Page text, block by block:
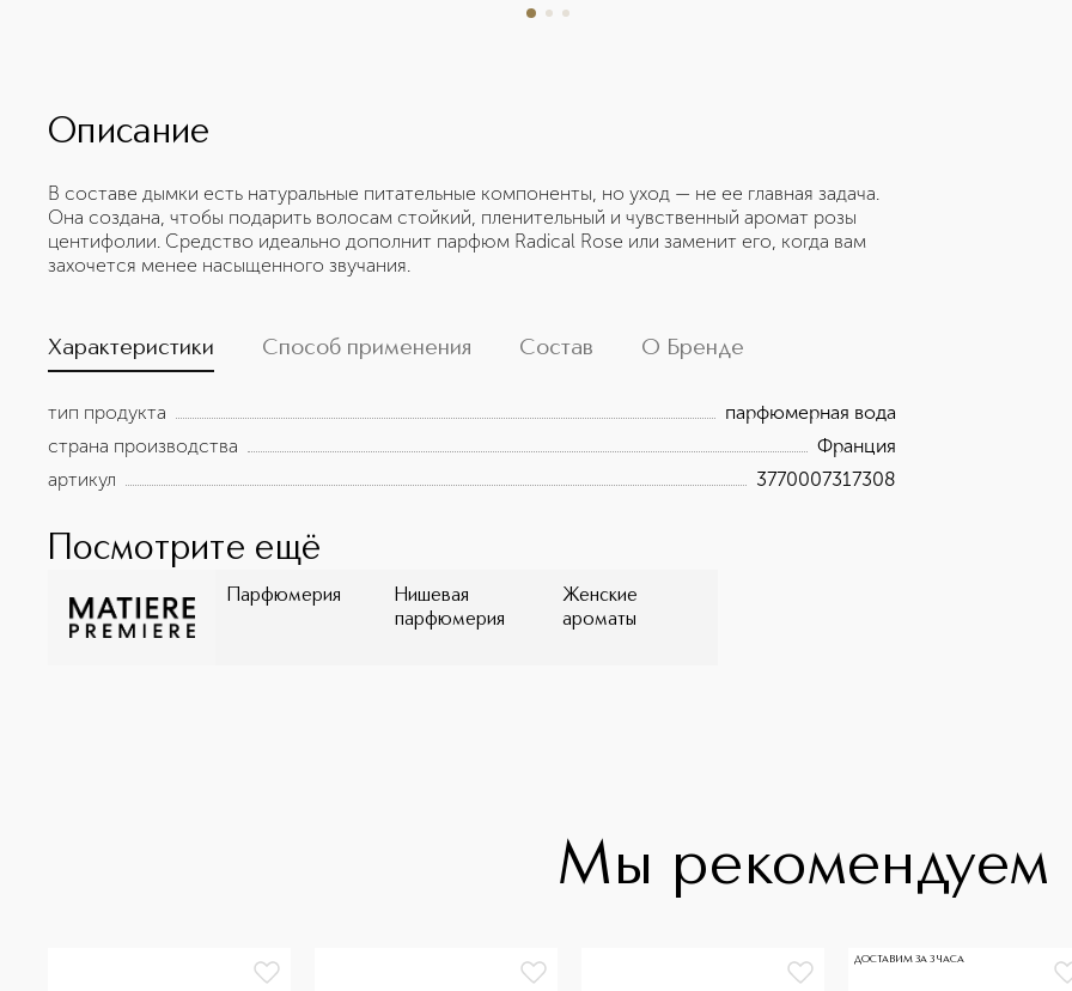
Описание
В составе дымки есть натуральные питательные компоненты, но уход — не ее главная задача.
Она создана, чтобы подарить волосам стойкий, пленительный и чувственный аромат розы
центифолии. Средство идеально дополнит парфюм Radical Rose или заменит его, когда вам
захочется менее насыщенного звучания.
Характеристики Способ применения Состав О Бренде
тип продукта
парфюмерная вода
страна производства
Франция
артикул
3770007317308
Посмотрите ещё
Парфюмерия
Нишевая
парфюмерия
Женские
ароматы
Мы рекомендуем
ДОСТАВИМ ЗА 3 ЧАСА